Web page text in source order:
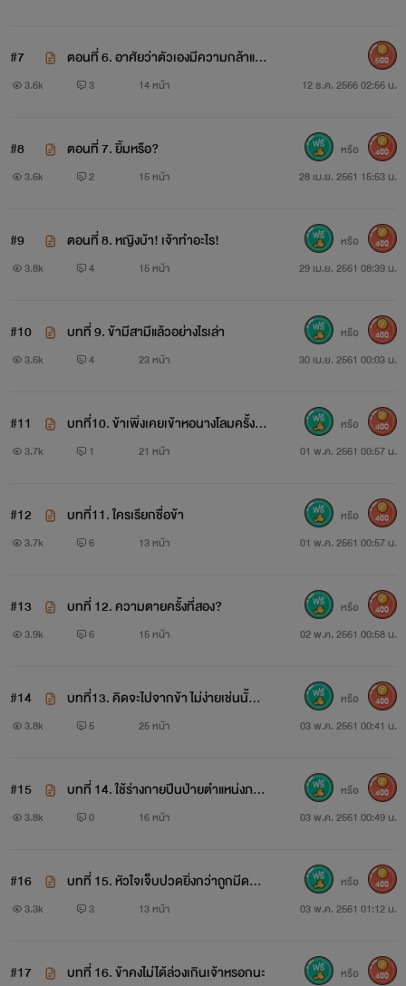
ร่างนี้ นางจึงต้องปรับตัวเองขนาดใหญ่ กลายเป็นคนใหม่ใครๆก็
ต้องตะลึ่ง
วางใจเถอะ ข้าไม่เห็นอะไรทั้งสิ้น
www.mebmarket.com
ตั้งแต่อายุสิบแปดปี แต่ก่อนหน้านี้เธอใช้ชีวิตในค่ายมวยเล็กๆ เธอ
เป็นเด็กที่ถูกแม่เอามาทิ้งให้ลุงทองดีช่วยเลี้ยง แล้วหายไปไม่ส่ง
สภาพร่างกายบอบช้ำ จึงผันตัวเองมาครูมวยแทน ประจวบกับรุ่น
น้องเปิดโรงเรียนสตั๊นท์แมนให้ลุงทองดีเป็นครูสอนเทคนิกการ
ป้องกันตัวเบื้องหน้าพันดาวจะเป็นสาวห้าญไม่มีใครกล้าเข้าใกล้
แต่เธอมีคนรักที่คบหาตั้งแต่อยู่โรงเรียนสอนสตั๊นท์แมนด้วยกัน
ไปเข้าฉากสำคัญที่ประเทศจีน พันดาวได้เห็นภาพบาดตาที่คนรัก
นอกใจ และวันนั้นเกิดอุบัติเหตุไม่คาดฝัน ระเบิดทำงานผิดพลาด
ประวัติศาตร์ พันดาวฟื้นตื่นมาอยู่ในร่างเด็กสาวอายุสิบหกนามว่า
เหมยซิง เมืองที่พันดาวไม่รู้จัก ทุกอย่างประหลาดไปหมด ราวกับ
ทะลุมิติเคยเห็นมาเยอะแล้ว แต่ทำไมหญิงสาวอย่างเธอต้องมา
#7
ตอนที่ 6. อาศัยว่าตัวเองมีความกล้าและ
หน้ามียางอายน้อย
3.6k 3 14 หน้า 12 ธ.ค. 2566 02:56 น.
500
#8 ตอนที่ 7. ยิ้มหรือ?
3.6k 2 15 หน้า 28 เม.ย. 2561 15:53 น.
หรือ 400
#9 ตอนที่ 8. หญิงบ้า! เจ้าทำอะไร!
3.8k 4 15 หน้า 29 เม.ย. 2561 08:39 น.
หรือ 400
#10 บทที่ 9. ข้ามีสามีแล้วอย่างไรเล่า
3.6k 4 23 หน้า 30 เม.ย. 2561 00:03 น.
หรือ 400
#11
บทที่10. ข้าเพิ่งเคยเข้าหอนางโลมครั้งแร
3.7k 1 21 หน้า 01 พ.ค. 2561 00:57 น.
หรือ 400
#12 บทที่11. ใครเรียกชื่อข้า
3.7k 6 13 หน้า 01 พ.ค. 2561 00:57 น.
หรือ 400
#13 บทที่ 12. ความตายครั้งที่สอง?
3.9k 6 15 หน้า 02 พ.ค. 2561 00:58 น.
หรือ 400
#14
บทที่13. คิดจะไปจากข้า ไม่ง่ายเช่นนั้นห
รอก ซิงเอ๋อร์
3.8k 5 25 หน้า 03 พ.ค. 2561 00:41 น.
หรือ 400
#15
บทที่ 14. ใช้ร่างกายปีนป่ายตำแหน่งภรร
ยา
3.8k 0 16 หน้า 03 พ.ค. 2561 00:49 น.
หรือ 400
#16
บทที่ 15. หัวใจเจ็บปวดยิ่งกว่าถูกมีดกรี
3.3k 3 13 หน้า 03 พ.ค. 2561 01:12 น.
หรือ 400
#17 บทที่ 16. ข้าคงไม่ได้ล่วงเกินเจ้าหรอกนะ หรือ 400